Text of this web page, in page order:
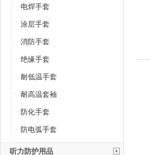
电焊手套
涂层手套
消防手套
绝缘手套
耐低温手套
耐高温套袖
防化手套
防电弧手套
听力防护用品